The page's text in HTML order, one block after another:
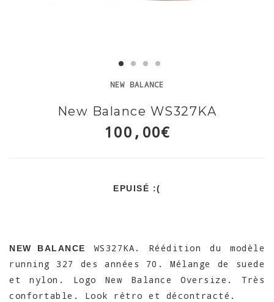
NEW BALANCE
New Balance WS327KA
100,00€
EPUISÉ :(
NEW BALANCE
WS327KA. Réédition du modèle
running 327 des années 70. Mélange de suede
et nylon. Logo New Balance Oversize. Très
confortable. Look rétro et décontracté.